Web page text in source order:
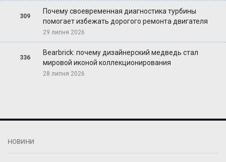
309
Почему своевременная диагностика турбины
помогает избежать дорогого ремонта двигателя
29 липня 2026
336
Bearbrick: почему дизайнерский медведь стал
мировой иконой коллекционирования
28 липня 2026
НОВИНИ